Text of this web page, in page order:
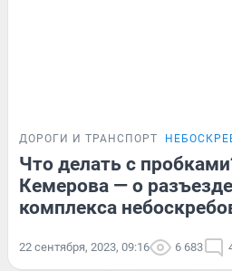
ДОРОГИ И ТРАНСПОРТ
Что делать с
Кемерова — о
комплекса
22 сентября, 2023, 09:16 6 683